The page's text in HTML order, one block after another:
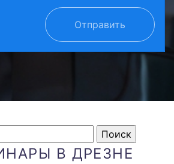
Отправить
В ДРЕЗНЕ